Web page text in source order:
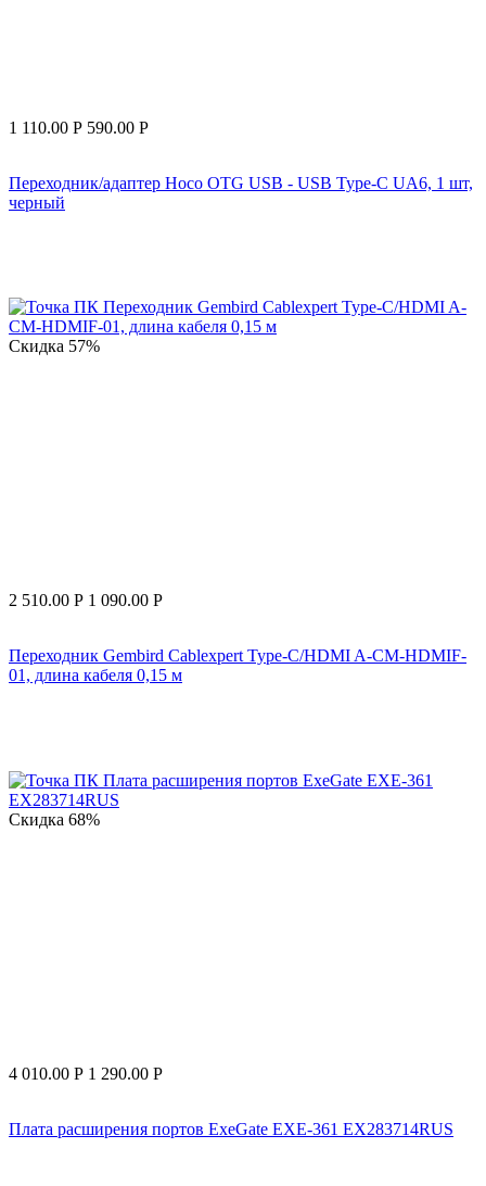
1 110.00 Р 590.00 Р
Переходник/адаптер Hoco OTG USB - USB Type-C UA6, 1 шт,
черный
Скидка 57%
2 510.00 Р 1 090.00 Р
Переходник Gembird Cablexpert Type-C/HDMI A-CM-HDMIF-
01, длина кабеля 0,15 м
Скидка 68%
4 010.00 Р 1 290.00 Р
Плата расширения портов ExeGate EXE-361 EX283714RUS